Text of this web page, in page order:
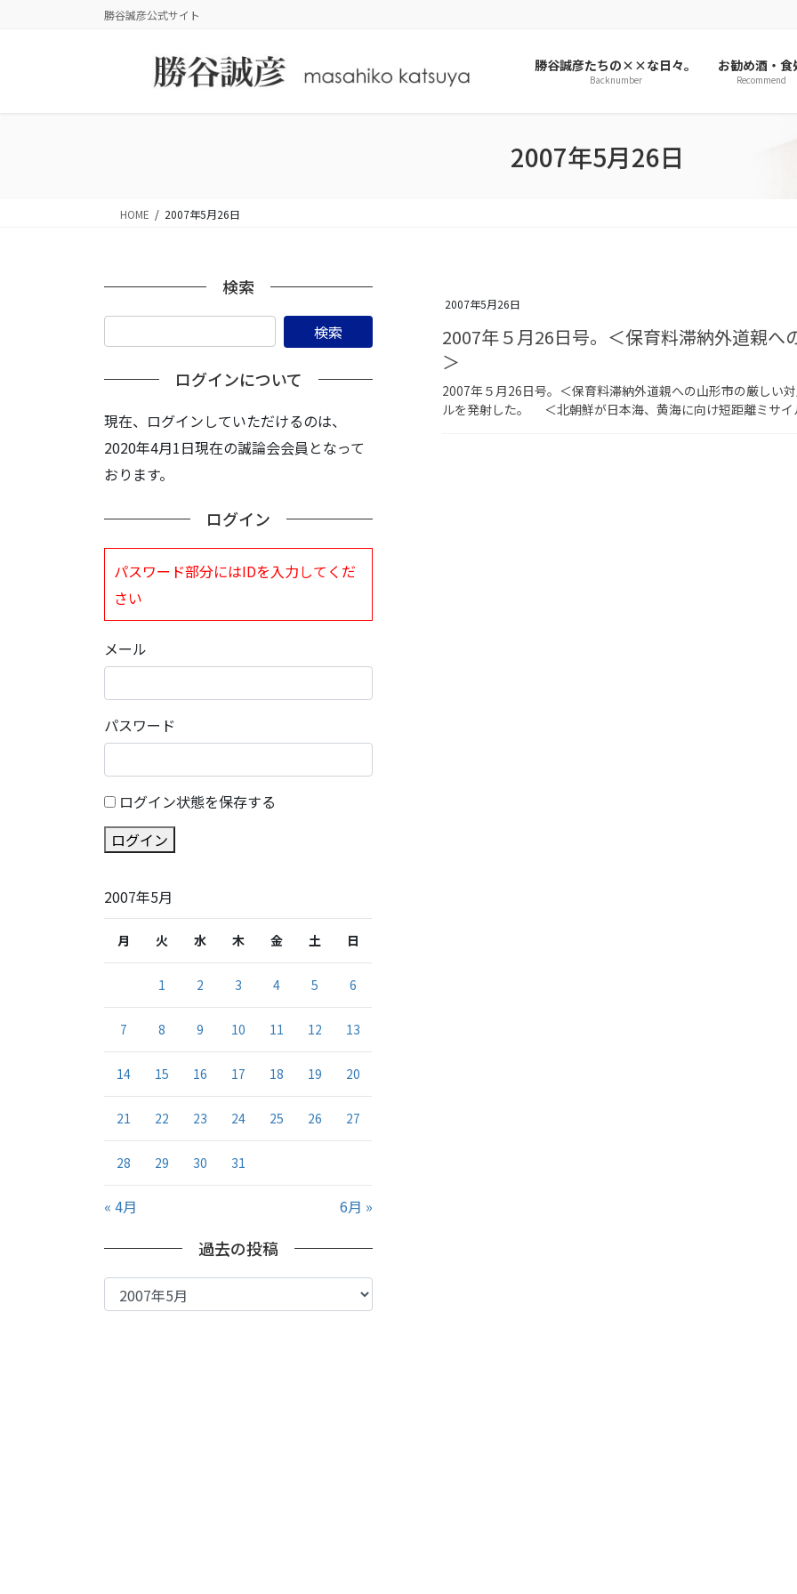
勝谷誠彦公式サイト
勝谷誠彦たちの××な日々。
Backnumber
お勧め酒・食
Recommend
2007年5月26日
HOME 2007年5月26日
2007年5月26日
2007年５月26日号。＜保育料滞納外道親へ
＞
2007年５月26日号。＜保育料滞納外道親への山形市の厳し
ルを発射した。 ＜北朝鮮が日本海、黄海に向け短距離ミ
検索
ログインについて
現在、ログインしていただけるのは、
2020年4月1日現在の誠論会会員となって
おります。
ログイン
パスワード部分にはIDを入力してくだ
さい
メール
パスワード
ログイン状態を保存する
ログイン
2007年5月
月 火 水 木 金 土 日
1 2 3 4 5 6
7 8 9 10 11 12 13
14 15 16 17 18 19 20
21 22 23 24 25 26 27
28 29 30 31
« 4月 6月 »
過去の投稿
過
去